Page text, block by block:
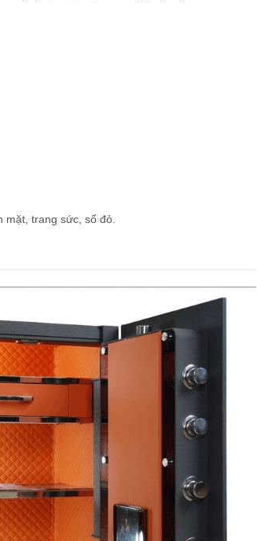
mặt, trang sức, sổ đỏ.